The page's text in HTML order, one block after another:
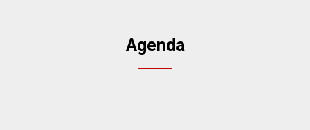
Agenda